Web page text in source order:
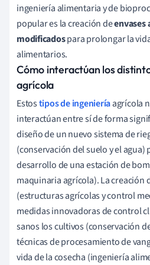
ingeniería alimentaria y de
popular es la creación deenvases
modificadospara prolongar la
alimentarios.
Cómo interactúan los
agrícola
Estostipos de ingenieríaagrícola
interactúan entre sí de forma
diseño de un nuevo sistema de
(conservación del suelo y el
desarrollo de una estación de
maquinaria agrícola). La creación
(estructuras agrícolas y control
medidas innovadoras de control
sanos los cultivos (conservación
técnicas de procesamiento de
vida de la cosecha (ingeniería